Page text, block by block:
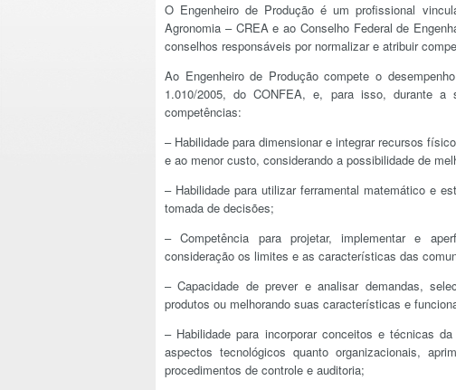
O Engenheiro de Produção é um profissional
Agronomia – CREA e ao Conselho Federal de
conselhos responsáveis por normalizar e atribuir
Ao Engenheiro de Produção compete o
1.010/2005, do CONFEA, e, para isso, durante a
competências:
– Habilidade para dimensionar e integrar recursos
e ao menor custo, considerando a possibilidade de
– Habilidade para utilizar ferramental matemático e
tomada de decisões;
– Competência para projetar, implementar e
consideração os limites e as características das
– Capacidade de prever e analisar demandas,
produtos ou melhorando suas características e
– Habilidade para incorporar conceitos e técnicas
aspectos tecnológicos quanto organizacionais,
procedimentos de controle e auditoria;